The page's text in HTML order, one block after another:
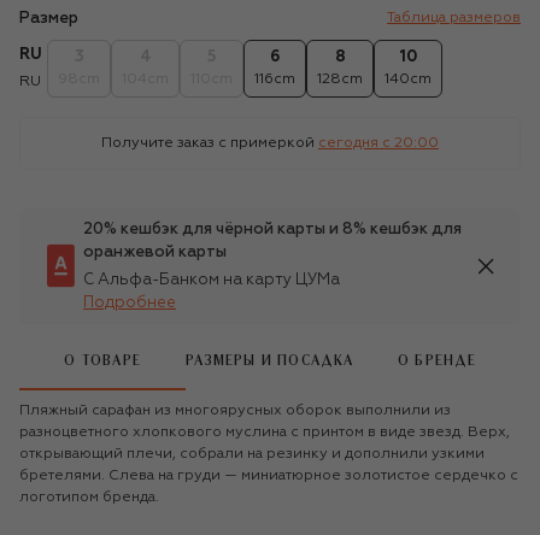
Размер Таблица размеров
RU
RU
6
116cm
8
128cm
10
140cm
Получите заказ с примеркой сегодня c 20:00
20% кешбэк для чёрной карты и 8% кешбэк для
оранжевой карты
С Альфа-Банком на карту ЦУМа
Подробнее
О ТОВАРЕ РАЗМЕРЫ И ПОСАДКА О БРЕНДЕ
Пляжный сарафан из многоярусных оборок выполнили из
разноцветного хлопкового муслина с принтом в виде звезд. Верх,
открывающий плечи, собрали на резинку и дополнили узкими
бретелями. Слева на груди — миниатюрное золотистое сердечко с
логотипом бренда.